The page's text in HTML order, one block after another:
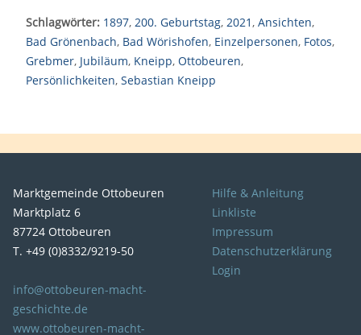
Schlagwörter: 1897, 200. Geburtstag, 2021, Ansichten,
Bad Grönenbach, Bad Wörishofen, Einzelpersonen, Fotos,
Grebmer, Jubiläum, Kneipp, Ottobeuren,
Persönlichkeiten, Sebastian Kneipp
Marktgemeinde Ottobeuren
Marktplatz 6
87724 Ottobeuren
T. +49 (0)8332/9219-50
info@ottobeuren-macht-
geschichte.de
www.ottobeuren-macht-
Hilfe & Anleitung
Linkliste
Impressum
Datenschutzerklärung
Login